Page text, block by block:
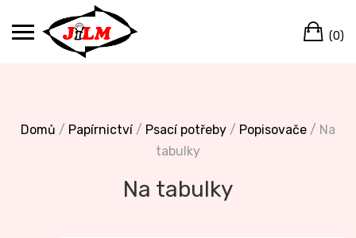
(0)
Domů / Papírnictví/ Psací potřeby / Popisovače / Na
tabulky
Na tabulky